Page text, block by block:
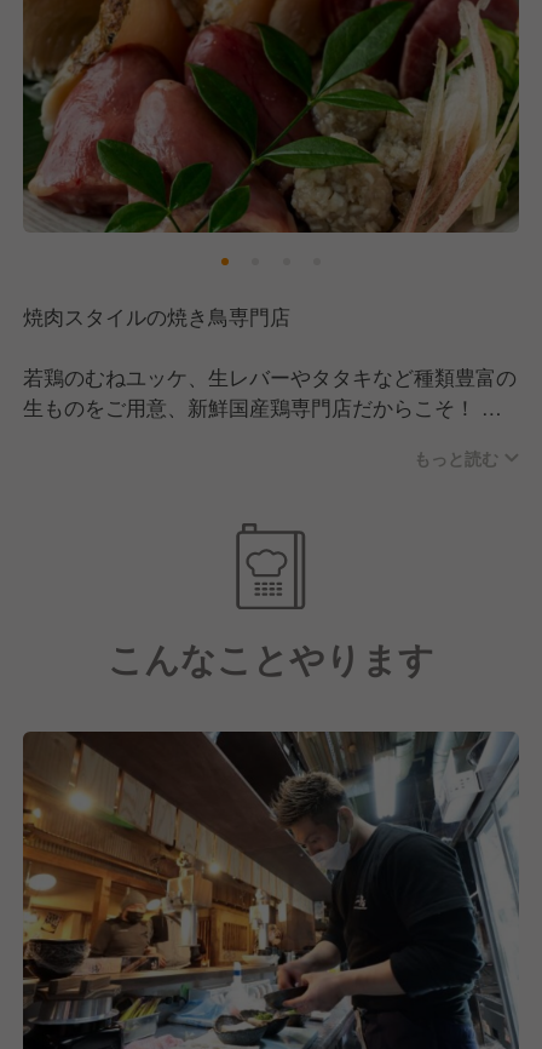
焼肉スタイルの焼き鳥専門店
若鶏のむねユッケ、生レバーやタタキなど種類豊富の
生ものをご用意、新鮮国産鶏専門店だからこそ！
《伊勢赤鶏》や、脂がしっかりと乗り、肉本来の旨味
などの《銘柄鶏》も用意
大人気の手羽先！一鳥自慢の手羽先は『金』と『銀』
『金手羽』は特製の甘辛ダレをたっぷりと絡めて、粗
めの黒コショウで仕上げたこってり味！
ンドの塩コショウでシンプルに仕上げた手羽先ビール
がすすみます！
焼き鳥だけでなく、その他の鶏料理メニューもおすす
め！他ではなかなか食べられない一品も。
お客様にとことん楽しんでいただく料理と空間に、
【こだわり】が溢れます。
もっと読む
こんなことやります